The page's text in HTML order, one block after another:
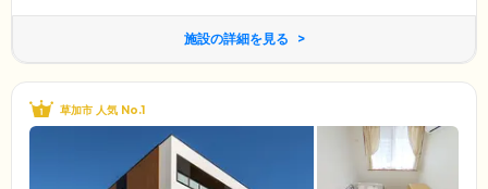
施設の詳細を見る
草加市 人気 No.1